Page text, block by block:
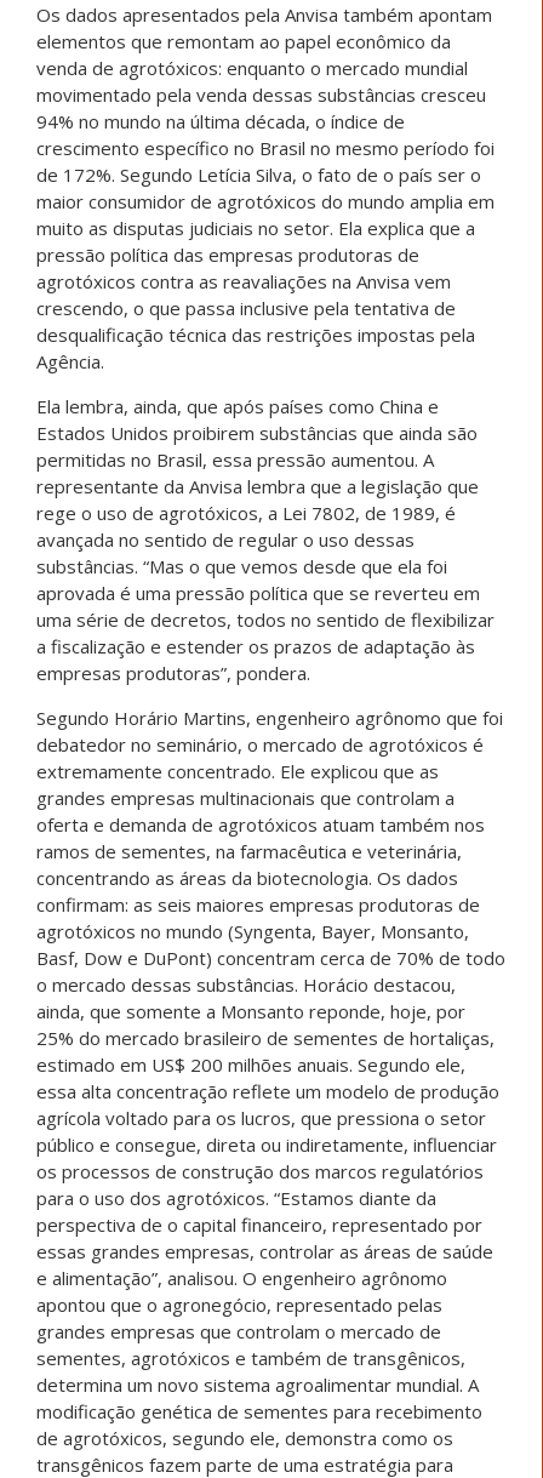
Os dados apresentados pela Anvisa também apontam
elementos que remontam ao papel econômico da
venda de agrotóxicos: enquanto o mercado mundial
movimentado pela venda dessas substâncias cresceu
94% no mundo na última década, o índice de
crescimento específico no Brasil no mesmo período foi
de 172%. Segundo Letícia Silva, o fato de o país ser o
maior consumidor de agrotóxicos do mundo amplia em
muito as disputas judiciais no setor. Ela explica que a
pressão política das empresas produtoras de
agrotóxicos contra as reavaliações na Anvisa vem
crescendo, o que passa inclusive pela tentativa de
desqualificação técnica das restrições impostas pela
Agência.
Ela lembra, ainda, que após países como China e
Estados Unidos proibirem substâncias que ainda são
permitidas no Brasil, essa pressão aumentou. A
representante da Anvisa lembra que a legislação que
rege o uso de agrotóxicos, a Lei 7802, de 1989, é
avançada no sentido de regular o uso dessas
substâncias. “Mas o que vemos desde que ela foi
aprovada é uma pressão política que se reverteu em
uma série de decretos, todos no sentido de flexibilizar
a fiscalização e estender os prazos de adaptação às
empresas produtoras”, pondera.
Segundo Horário Martins, engenheiro agrônomo que foi
debatedor no seminário, o mercado de agrotóxicos é
extremamente concentrado. Ele explicou que as
grandes empresas multinacionais que controlam a
oferta e demanda de agrotóxicos atuam também nos
ramos de sementes, na farmacêutica e veterinária,
concentrando as áreas da biotecnologia. Os dados
confirmam: as seis maiores empresas produtoras de
agrotóxicos no mundo (Syngenta, Bayer, Monsanto,
Basf, Dow e DuPont) concentram cerca de 70% de todo
o mercado dessas substâncias. Horácio destacou,
ainda, que somente a Monsanto reponde, hoje, por
25% do mercado brasileiro de sementes de hortaliças,
estimado em US$ 200 milhões anuais. Segundo ele,
essa alta concentração reflete um modelo de produção
agrícola voltado para os lucros, que pressiona o setor
público e consegue, direta ou indiretamente, influenciar
os processos de construção dos marcos regulatórios
para o uso dos agrotóxicos. “Estamos diante da
perspectiva de o capital financeiro, representado por
essas grandes empresas, controlar as áreas de saúde
e alimentação”, analisou. O engenheiro agrônomo
apontou que o agronegócio, representado pelas
grandes empresas que controlam o mercado de
sementes, agrotóxicos e também de transgênicos,
determina um novo sistema agroalimentar mundial. A
modificação genética de sementes para recebimento
de agrotóxicos, segundo ele, demonstra como os
transgênicos fazem parte de uma estratégia para